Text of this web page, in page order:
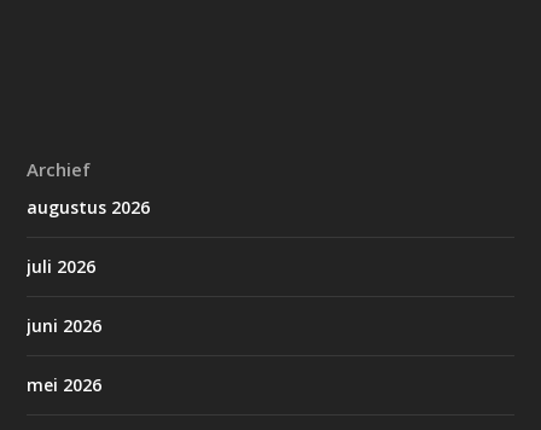
Archief
augustus 2026
juli 2026
juni 2026
mei 2026